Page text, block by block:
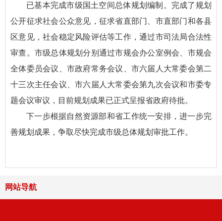
已基本完成市级国土空间总体规划编制。完成了规划
公开征求社会公众意见，征求省直部门、市直部门和各县
区意见，社会稳定风险评估等工作，通过市司法局合法性
审查。市级总体规划分别通过市规会办公室例会、市规会
全体委员会议、市政府常务会议、市六届人大常委会第二
十三次主任会议、市六届人大常委会第九次会议和市委专
题会议审议，目前规划成果已正式呈报省政府待批。
下一步根据自然资源部和省工作统一安排，进一步完
善规划成果，争取尽快完成市级总体规划审批工作。
网站导航